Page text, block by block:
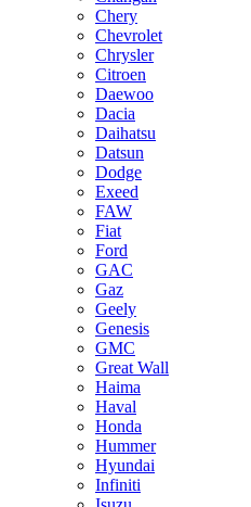
Chery
Chevrolet
Chrysler
Citroen
Daewoo
Dacia
Daihatsu
Datsun
Dodge
Exeed
FAW
Fiat
Ford
GAC
Gaz
Geely
Genesis
GMC
Great Wall
Haima
Haval
Honda
Hummer
Hyundai
Infiniti